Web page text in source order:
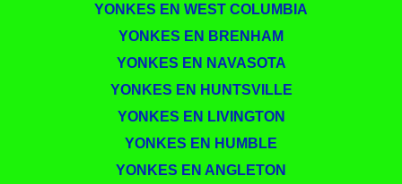
YONKES EN WEST COLUMBIA
YONKES EN BRENHAM
YONKES EN NAVASOTA
YONKES EN HUNTSVILLE
YONKES EN LIVINGTON
YONKES EN HUMBLE
YONKES EN ANGLETON